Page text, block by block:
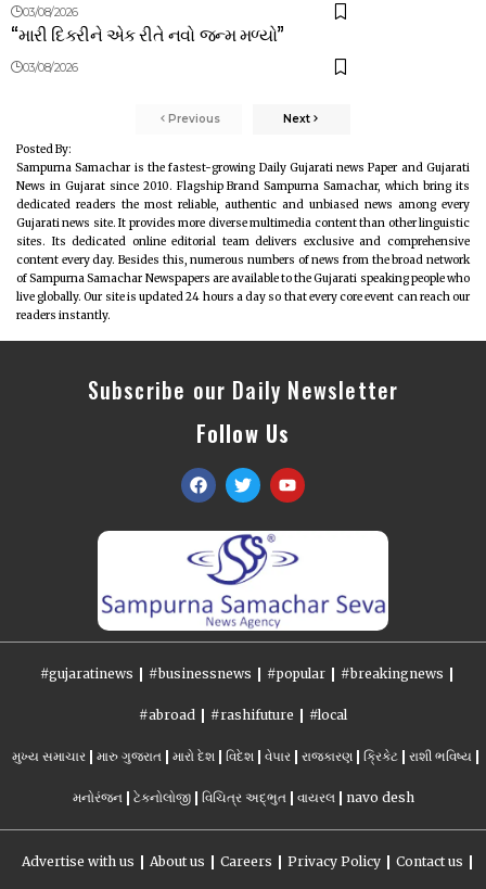
03/08/2026
“મારી દિકરીને એક રીતે નવો જન્મ મળ્યો”
03/08/2026
Previous Next
Posted By:
Sampurna Samachar is the fastest-growing Daily Gujarati news Paper and Gujarati
News in Gujarat since 2010. Flagship Brand Sampurna Samachar, which bring its
dedicated readers the most reliable, authentic and unbiased news among every
Gujarati news site. It provides more diverse multimedia content than other linguistic
sites. Its dedicated online editorial team delivers exclusive and comprehensive
content every day. Besides this, numerous numbers of news from the broad network
of Sampurna Samachar Newspapers are available to the Gujarati speaking people who
live globally. Our site is updated 24 hours a day so that every core event can reach our
readers instantly.
Subscribe our Daily Newsletter
Follow Us
#gujaratinews #businessnews #popular #breakingnews
#abroad #rashifuture #local
મુખ્ય સમાચાર મારુ ગુજરાત મારો દેશ વિદેશ વેપાર રાજકારણ ક્રિકેટ રાશી ભવિષ્ય
મનોરંજન ટેકનોલોજી વિચિત્ર અદ્ભુત વાયરલ navo desh
Advertise with us About us Careers Privacy Policy Contact us